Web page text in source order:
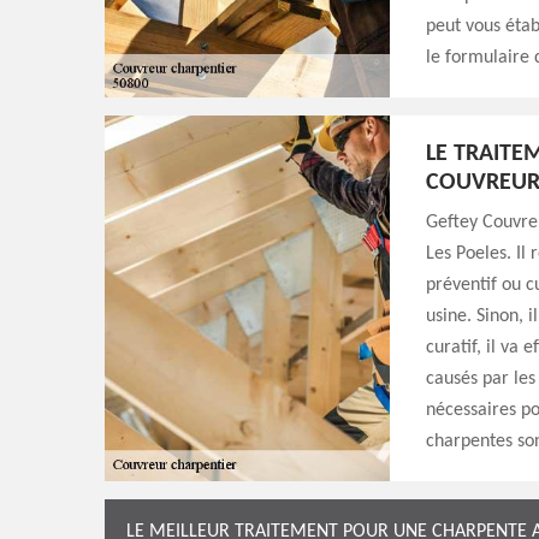
peut vous
le formulaire
LE
Geftey
Les Poeles.
préventif ou
usine. Sinon,
curatif, il va
causés par
nécessaires
charpentes
LE MEILLEUR TRAITEMENT POUR UNE CHARPENTE